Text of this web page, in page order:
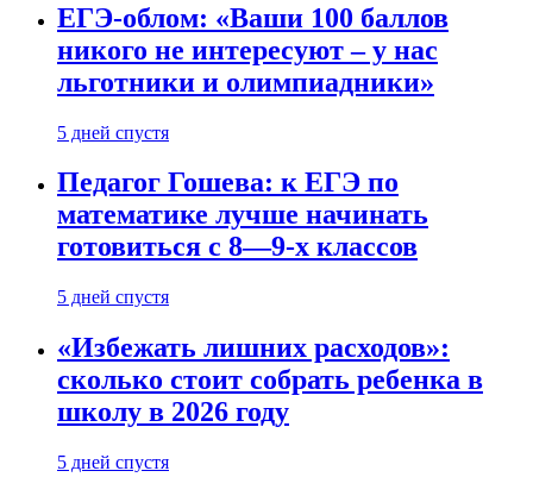
ЕГЭ-облом: «Ваши 100 баллов
никого не интересуют – у нас
льготники и олимпиадники»
5 дней спустя
Педагог Гошева: к ЕГЭ по
математике лучше начинать
готовиться с 8—9-х классов
5 дней спустя
«Избежать лишних расходов»:
сколько стоит собрать ребенка в
школу в 2026 году
5 дней спустя